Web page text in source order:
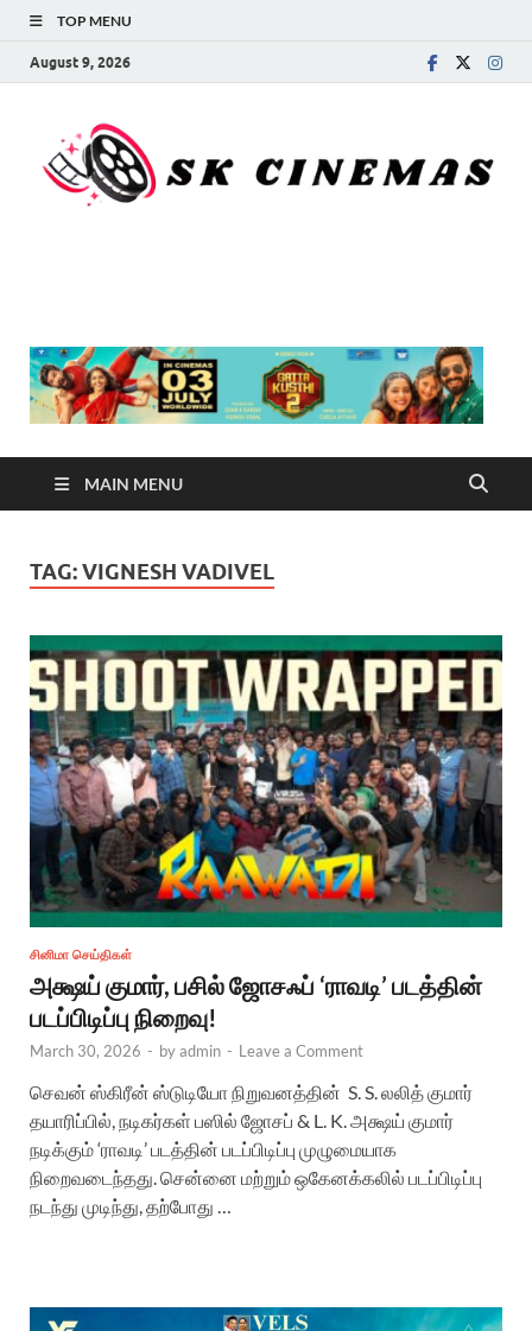
TOP MENU
August 9, 2026
MAIN MENU
TAG:VIGNESH VADIVEL
சினிமா செய்திகள்
அக்ஷய் குமார், பசில் ஜோசஃப் ‘ராவடி’ படத்தின்
படப்பிடிப்பு நிறைவு!
March 30, 2026 - byadmin - Leave a Comment
செவன் ஸ்கிரீன் ஸ்டுடியோ நிறுவனத்தின் S. S. லலித் குமார்
தயாரிப்பில், நடிகர்கள் பஸில் ஜோசப் & L. K. அக்ஷய் குமார்
நடிக்கும் ‘ராவடி’ படத்தின் படப்பிடிப்பு முழுமையாக
நிறைவடைந்தது. சென்னை மற்றும் ஒகேனக்கலில் படப்பிடிப்பு
நடந்து முடிந்து, தற்போது …